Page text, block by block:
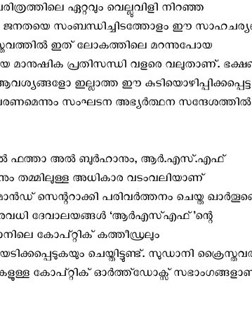
ഏറ്റവും വെല്ലുവിളി നിറഞ്ഞ
സംബന്ധിച്ചിടത്തോളം ഈ
ഇത് ലോകത്തിലെ മറന്നുപോയ
മാനുഷിക പ്രതിസന്ധി വളരെ വലുതാണ്.
ഇല്ലാത്ത ഈ കുടിയൊഴിപ്പിക്കപ്പെട്ട
സംഘടന അഭ്യര്‍ത്ഥന സന്ദേശത്തില്‍
ഫത്താ അല്‍ ബുര്‍ഹാനും, ആര്‍.എസ്.എഫ്
തമ്മിലുള്ള അധികാര വടംവലിയാണ്
സെന്ററാക്കി പരിവര്‍ത്തനം ചെയ്ത
ദേവാലയങ്ങള്‍ ‘ആര്‍എസ്എഫ്’ന്റെ
കോപ്റ്റിക് കത്തീഡ്രലും
ചെയ്തിട്ടുണ്ട്. സുഡാനി
കോപ്റ്റിക് ഓര്‍ത്ത്ഡോക്സ്